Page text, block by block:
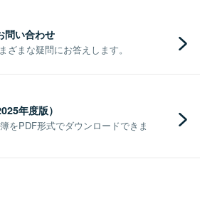
問い合わせ
ざまな疑問にお答えします。
年度版）
をPDF形式でダウンロードできま